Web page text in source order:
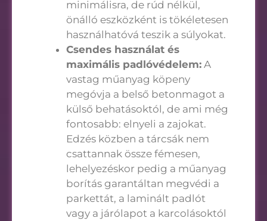
minimálisra, de rúd nélkül,
önálló eszközként is tökéletesen
használhatóvá teszik a súlyokat.
Csendes használat és
maximális padlóvédelem: A
vastag műanyag köpeny
megóvja a belső betonmagot a
külső behatásoktól, de ami még
fontosabb: elnyeli a zajokat.
Edzés közben a tárcsák nem
csattannak össze fémesen,
lehelyezéskor pedig a műanyag
borítás garantáltan megvédi a
parkettát, a laminált padlót
vagy a járólapot a karcolásoktól